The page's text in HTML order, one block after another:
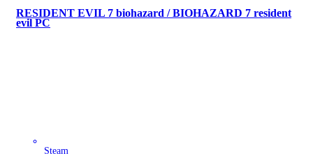
RESIDENT EVIL 7 biohazard / BIOHAZARD 7 resident
evil PC
Steam